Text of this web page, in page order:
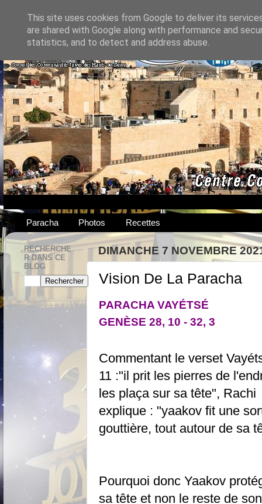
Paracha Photos Recettes
DIMANCHE 7 NOVEMBRE
Vision De La Paracha
PARACHA VAYÉTSÉ
GENÈSE 28, 10 - 32, 3
Commentant le verset
11 :"il prit les pierres de
les plaça sur sa tête", Rachi
explique : "yaakov fit une
gouttière, tout autour de sa
Pourquoi donc Yaakov
sa tête et non le reste de
RECHERCHE
R DANS CE
BLOG
This site uses cookies from Google to deliver its
are shared with Google along with performance and
statistics, and to detect and address abuse.